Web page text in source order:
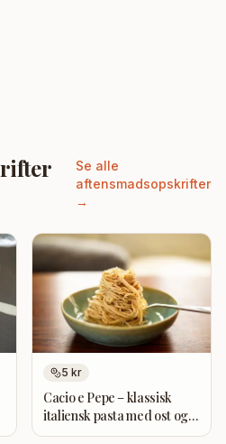
Se alle
aftensmadsopskrifter
→
5 kr
Cacio e Pepe – klassisk
italiensk pasta med ost og
peber